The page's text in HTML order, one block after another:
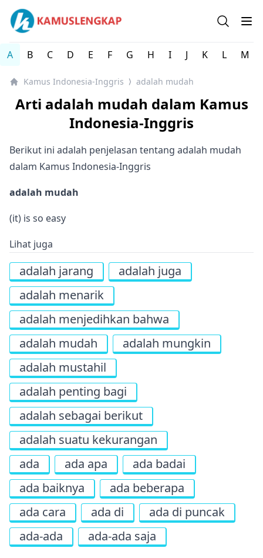
Kamus Lengkap Indonesia-Inggris - Kamus Bahasa
Open
A B C D E F G H I J K L M
Kamus Indonesia-Inggris ⟩ adalah mudah
Arti adalah mudah dalam Kamus
Indonesia-Inggris
Berikut ini adalah penjelasan tentang adalah mudah
dalam Kamus Indonesia-Inggris
adalah mudah
(it) is so easy
Lihat juga
adalah jarang
adalah juga
adalah menarik
adalah menjedihkan bahwa
adalah mudah
adalah mungkin
adalah mustahil
adalah penting bagi
adalah sebagai berikut
adalah suatu kekurangan
ada
ada apa
ada badai
ada baiknya
ada beberapa
ada cara
ada di
ada di puncak
ada-ada
ada-ada saja